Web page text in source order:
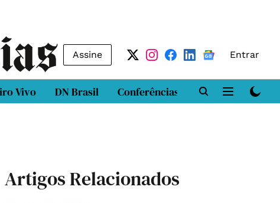
Assine Entrar
Vivo DN Brasil Conferências DN LAB
Artigos Relacionados